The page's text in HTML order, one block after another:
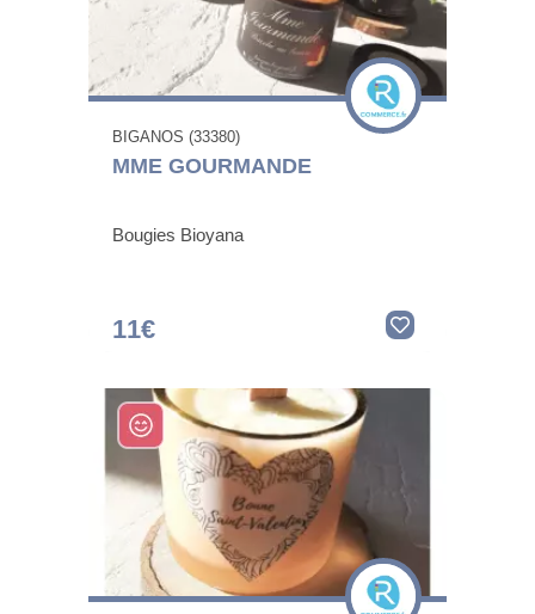
BIGANOS (33380)
MME GOURMANDE
Bougies Bioyana
11€